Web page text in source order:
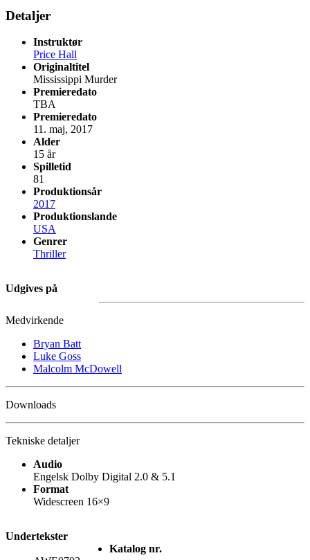
Detaljer
Instruktør
Price Hall
Originaltitel
Mississippi Murder
Premieredato
TBA
Premieredato
11. maj, 2017
Alder
15 år
Spilletid
81
Produktionsår
2017
Produktionslande
USA
Genrer
Thriller
Udgives på
Medvirkende
Bryan Batt
Luke Goss
Malcolm McDowell
Downloads
Tekniske detaljer
Audio
Engelsk Dolby Digital 2.0 & 5.1
Format
Widescreen 16×9
Undertekster
Katalog nr.